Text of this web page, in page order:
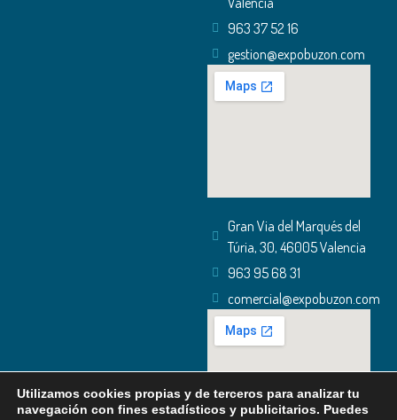
963 37 52 16
gestion@expobuzon.com
Gran Via del Marqués del
Túria, 30, 46005 Valencia
963 95 68 31
comercial@expobuzon.com
Utilizamos cookies propias y de terceros para analizar tu
navegación con fines estadísticos y publicitarios. Puedes